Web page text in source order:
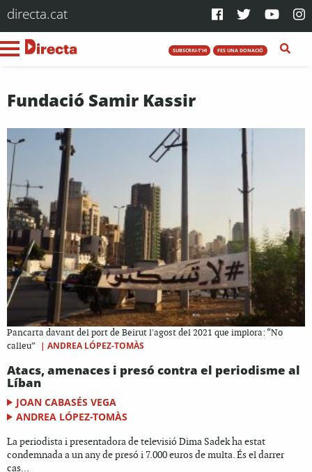
directa.cat
SUBSCRIU-T'HI FES UNA DONACIÓ
Fundació Samir Kassir
Pancarta davant del port de Beirut l'agost del 2021 que implora: “No
calleu” | ANDREA LÓPEZ-TOMÀS
Atacs, amenaces i presó contra el periodisme al
Líban
JOAN CABASÉS VEGA
ANDREA LÓPEZ-TOMÀS
La periodista i presentadora de televisió Dima Sadek ha estat
condemnada a un any de presó i 7.000 euros de multa. És el darrer
cas...